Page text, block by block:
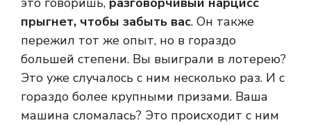
прыгнет, чтобы забыть вас. Он также
пережил тот же опыт, но в гораздо
большей степени. Вы выиграли в лотерею?
Это уже случалось с ним несколько раз. И с
гораздо более крупными призами. Ваша
машина сломалась? Это происходит с ним